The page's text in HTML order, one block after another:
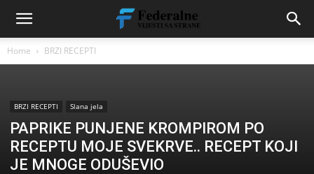
Home BRZI RECEPTI
BRZI RECEPTI Slana jela
PAPRIKE PUNJENE KROMPIROM PO
RECEPTU MOJE SVEKRVE.. RECEPT KOJI
JE MNOGE ODUŠEVIO